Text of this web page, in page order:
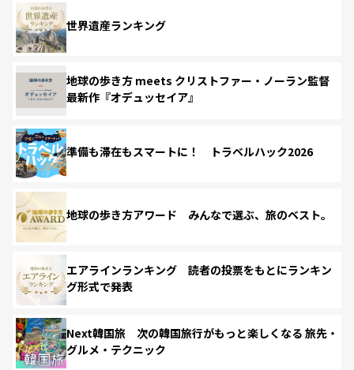
世界遺産ランキング
地球の歩き方 meets クリストファー・ノーラン監督
最新作『オデュッセイア』
準備も滞在もスマートに！ トラベルハック2026
地球の歩き方アワード みんなで選ぶ、旅のベスト。
エアラインランキング 読者の投票をもとにランキン
グ形式で発表
Next韓国旅 次の韓国旅行がもっと楽しくなる 旅先・
グルメ・テクニック